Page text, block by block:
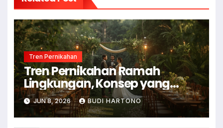
Tren Pernikahan
Tren Pernikahan Ramah
Lingkungan, Konsep yang
Makin Diminati
JUN 8, 2026 BUDI HARTONO